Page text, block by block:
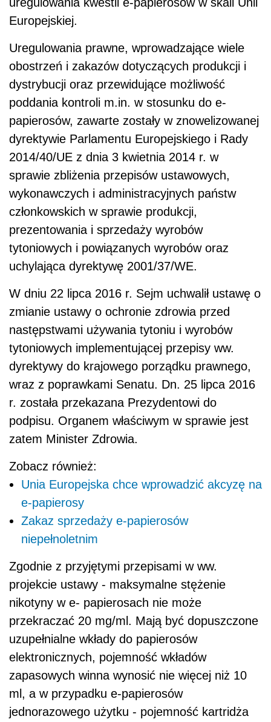
Europejskiej.
Uregulowania prawne, wprowadzające wiele
obostrzeń i zakazów dotyczących produkcji i
dystrybucji oraz przewidujące możliwość
poddania kontroli m.in. w stosunku do e-
papierosów, zawarte zostały w znowelizowanej
dyrektywie Parlamentu Europejskiego i Rady
2014/40/UE z dnia 3 kwietnia 2014 r. w
sprawie zbliżenia przepisów ustawowych,
wykonawczych i administracyjnych państw
członkowskich w sprawie produkcji,
prezentowania i sprzedaży wyrobów
tytoniowych i powiązanych wyrobów oraz
uchylająca dyrektywę 2001/37/WE.
W dniu 22 lipca 2016 r. Sejm uchwalił ustawę o
zmianie ustawy o ochronie zdrowia przed
następstwami używania tytoniu i wyrobów
tytoniowych implementującej przepisy ww.
dyrektywy do krajowego porządku prawnego,
wraz z poprawkami Senatu. Dn. 25 lipca 2016
r. została przekazana Prezydentowi do
podpisu. Organem właściwym w sprawie jest
zatem Minister Zdrowia.
Zobacz również:
Unia Europejska chce wprowadzić akcyzę na
e-papierosy
Zakaz sprzedaży e-papierosów
niepełnoletnim
Zgodnie z przyjętymi przepisami w ww.
projekcie ustawy - maksymalne stężenie
nikotyny w e- papierosach nie może
przekraczać 20 mg/ml. Mają być dopuszczone
uzupełnialne wkłady do papierosów
elektronicznych, pojemność wkładów
zapasowych winna wynosić nie więcej niż 10
ml, a w przypadku e-papierosów
jednorazowego użytku - pojemność kartridża